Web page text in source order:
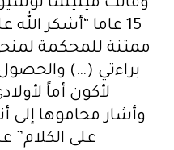
وقالت ميليسا لوسيو
15 عاما “أشكر
ممتنة للمحكمة
براءتي (…)
لأكون أماً
وأشار محاموها إلى
على الكلام”